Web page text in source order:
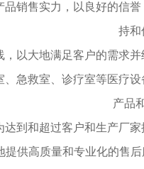
销售实力，以良好的信
持和
以大地满足客户的需求
、急救室、诊疗室等医疗
产品
到和超过客户和生产厂
供高质量和专业化的售